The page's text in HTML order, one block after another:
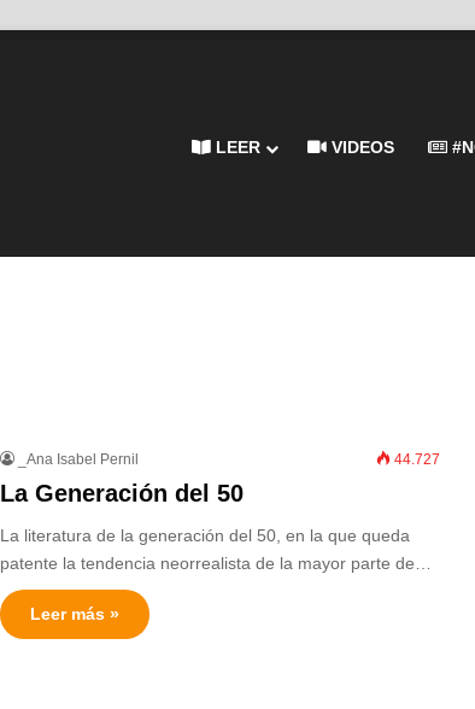
LEER VIDEOS
_Ana Isabel Pernil 44.727
La Generación del 50
La literatura de la generación del 50, en la que queda
patente la tendencia neorrealista de la mayor parte de…
Leer más »